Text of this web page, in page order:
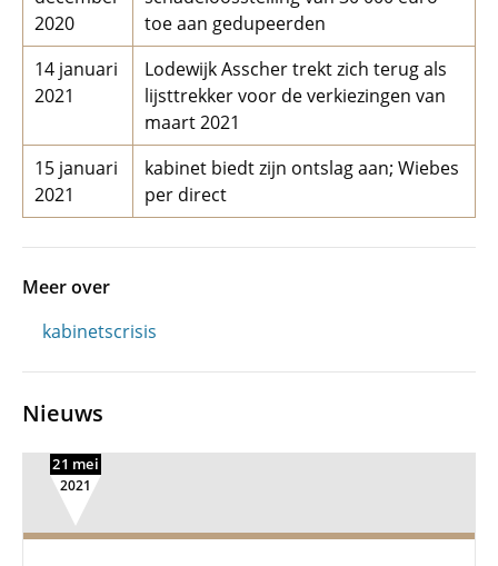
2020
toe aan gedupeerden
14 januari
2021
Lodewijk Asscher trekt zich terug als
lijsttrekker voor de verkiezingen van
maart 2021
15 januari
2021
kabinet biedt zijn ontslag aan; Wiebes
per direct
Meer over
kabinetscrisis
Nieuws
21 mei
2021